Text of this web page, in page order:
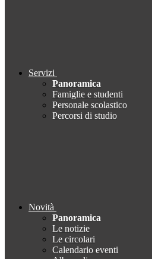
Servizi
Panoramica
Famiglie e studenti
Personale scolastico
Percorsi di studio
Novità
Panoramica
Le notizie
Le circolari
Calendario eventi